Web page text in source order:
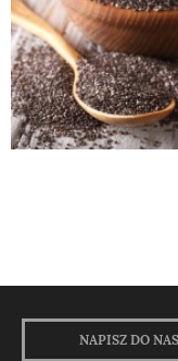
NAPISZ DO NAS